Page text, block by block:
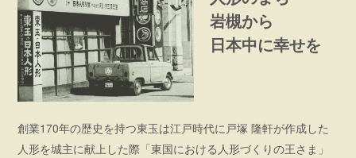
岩槻から
日本中に幸せを
創業170年の歴史を持つ東玉は江戸時代に戸塚 隆軒が作成した
人形を城主に献上した際「東国における人形づくりの王さま」